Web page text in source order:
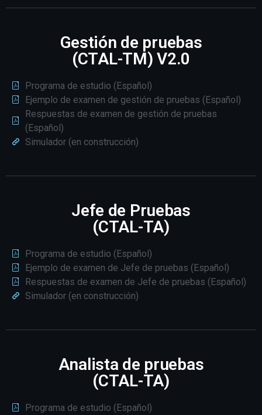
Gestión de pruebas
(CTAL-TM) V2.0
Programa de estudio (Español)
Ejemplo de examen de gestión de pruebas (Español)
Respuestas de examen de gestión de pruebas
(Español)
Simulador (en construcción)
Jefe de Pruebas
(CTAL-TA)
Programa de estudio (Español)
Ejemplo de examen de Jefe de pruebas (Español)
Respuestas de examen de Jefe de pruebas (Español)
Simulador (en construcción)
Analista de pruebas
(CTAL-TA)
Programa de estudio (Español)